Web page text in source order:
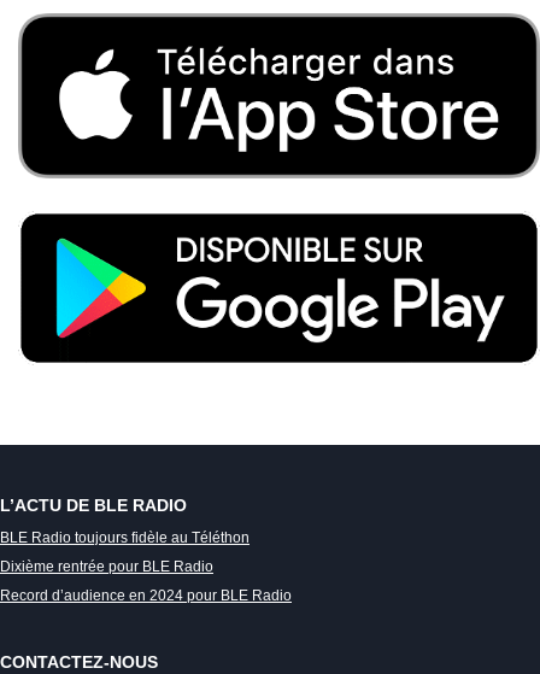
L’ACTU DE BLE RADIO
BLE Radio toujours fidèle au Téléthon
Dixième rentrée pour BLE Radio
Record d’audience en 2024 pour BLE Radio
CONTACTEZ-NOUS